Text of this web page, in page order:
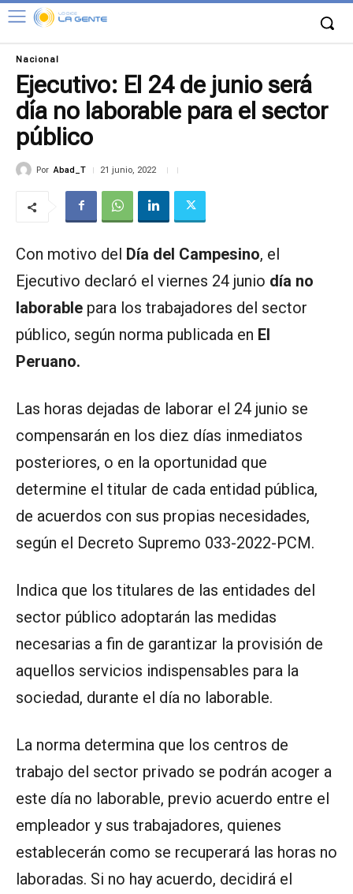
Nacional
Ejecutivo: El 24 de junio será
día no laborable para el sector
público
Por Abad_T 21 junio, 2022
Con motivo del Día del Campesino, el
Ejecutivo declaró el viernes 24 junio día no
laborable para los trabajadores del sector
público, según norma publicada en El
Peruano.
Las horas dejadas de laborar el 24 junio se
compensarán en los diez días inmediatos
posteriores, o en la oportunidad que
determine el titular de cada entidad pública,
de acuerdos con sus propias necesidades,
según el Decreto Supremo 033-2022-PCM.
Indica que los titulares de las entidades del
sector público adoptarán las medidas
necesarias a fin de garantizar la provisión de
aquellos servicios indispensables para la
sociedad, durante el día no laborable.
La norma determina que los centros de
trabajo del sector privado se podrán acoger a
este día no laborable, previo acuerdo entre el
empleador y sus trabajadores, quienes
establecerán como se recuperará las horas no
laboradas. Si no hay acuerdo, decidirá el